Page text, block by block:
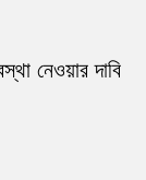
নেওয়ার দাবি